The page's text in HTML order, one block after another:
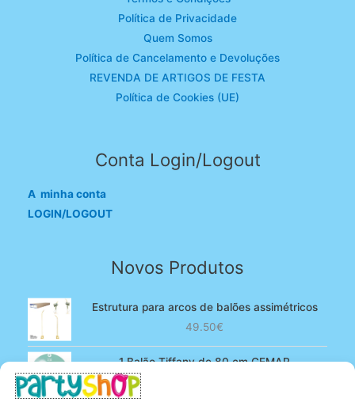
Política de Privacidade
Quem Somos
Política de Cancelamento e Devoluções
REVENDA DE ARTIGOS DE FESTA
Política de Cookies (UE)
Conta Login/Logout
A minha conta
LOGIN/LOGOUT
Novos Produtos
Estrutura para arcos de balões assimétricos
49.50€
1 Balão Tiffany de 80 cm GEMAR